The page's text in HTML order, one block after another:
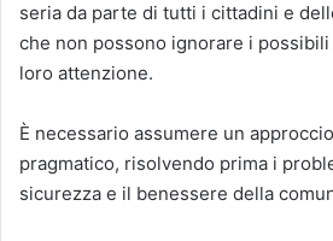
seria da parte di tutti i cittadini e
che non possono ignorare i
loro attenzione.
È necessario assumere un
pragmatico, risolvendo prima i
sicurezza e il benessere della